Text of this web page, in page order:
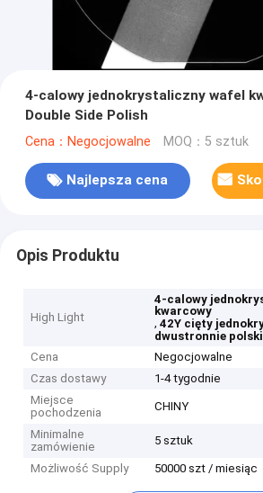
4-calowy jednokrystaliczny wafel
Double Side Polish
Cena：Negocjowalne MOQ：5 sztuk
Najlepsza cena
Opis Produktu
High Light
4-calowy
kwarcowy
,42Y cięty
dwustronnie
Cena
Negocjowalne
Czas dostawy
1-4 tygodnie
Miejsce
pochodzenia
CHINY
Minimalne
zamówienie
5 sztuk
Możliwość Supply 50000 szt / miesiąc